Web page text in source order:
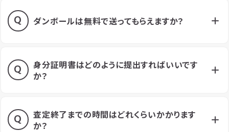
ダンボールは無料で送ってもらえますか？
身分証明書はどのように提出すればいいです
か？
査定終了までの時間はどれくらいかかります
か？